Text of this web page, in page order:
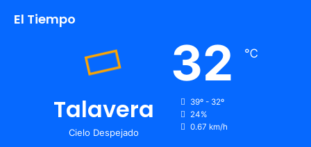
El Tiempo
Talavera
Cielo Despejado
32 ℃
39º - 32º
24%
0.67 km/h